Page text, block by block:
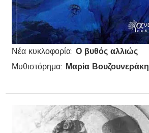
Νέα κυκλοφορία:Ο βυθός αλλιώς
Μυθιστόρημα: Μαρία Βουζουνεράκη